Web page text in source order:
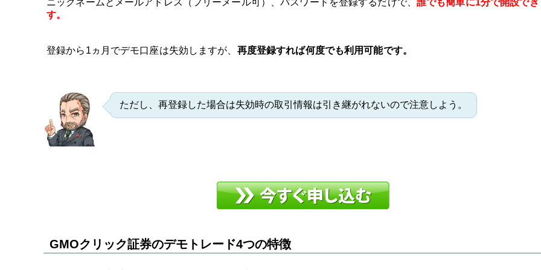
ニックネームとメールアドレス（フリーメール可）、パスワードを登録するだけで、 誰でも簡単に1分で開設でき
す。
登録から1ヵ月でデモ口座は失効しますが、 再度登録すれば何度でも利用可能です。
ただし、再登録した場合は失効時の取引情報は引き継がれないので注意しよう。
GMOクリック証券のデモトレード4つの特徴